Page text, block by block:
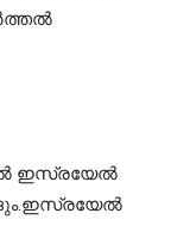
ഇസ്രയേല്‍